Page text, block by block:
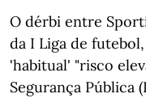
O dérbi entre
da I Liga de
'habitual' "risco
Segurança Pública